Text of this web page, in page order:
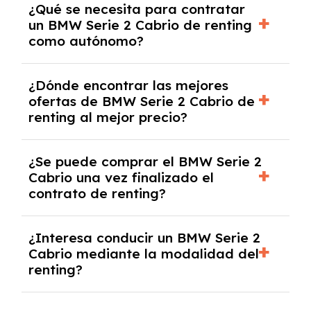
documentación financiera y, en algunos
casos, un informe de solvencia de la empresa
y un pago inicial.
¿Qué se necesita para contratar
un BMW Serie 2 Cabrio de renting
como autónomo?
autónomos, justificante de ingresos y, en
algunos casos, un informe fiscal y un pago
inicial.
¿Dónde encontrar las mejores
ofertas de BMW Serie 2 Cabrio de
renting al mejor precio?
mejores ofertas de vehículos de renting con
todos los gastos incluidos y sin pagar
entradas.
¿Se puede comprar el BMW Serie 2
Cabrio una vez finalizado el
contrato de renting?
renting se puede adquirir el coche. En este
caso tendrán que analizar los años, la
cantidad de kilómetros recorridos y el coste
del mercado actual.
¿Interesa conducir un BMW Serie 2
Cabrio mediante la modalidad del
renting?